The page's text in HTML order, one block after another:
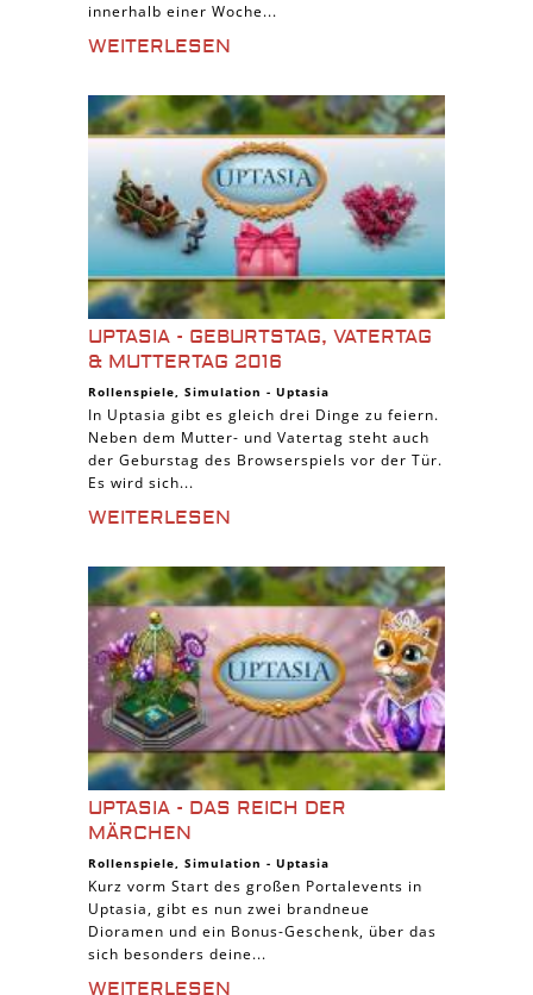
innerhalb einer Woche...
WEITERLESEN
UPTASIA - GEBURTSTAG, VATERTAG
& MUTTERTAG 2016
Rollenspiele, Simulation - Uptasia
In Uptasia gibt es gleich drei Dinge zu feiern.
Neben dem Mutter- und Vatertag steht auch
der Geburstag des Browserspiels vor der Tür.
Es wird sich...
WEITERLESEN
UPTASIA - DAS REICH DER
MÄRCHEN
Rollenspiele, Simulation - Uptasia
Kurz vorm Start des großen Portalevents in
Uptasia, gibt es nun zwei brandneue
Dioramen und ein Bonus-Geschenk, über das
sich besonders deine...
WEITERLESEN